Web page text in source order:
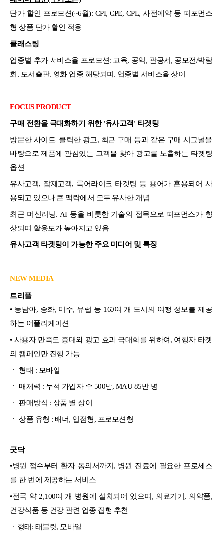
단가 할인 프로모션(~6월): CPI, CPE, CPL, 사전예약 등 퍼포먼스
형 상품 단가 할인 적용
클래스팅
업종별 추가 서비스율 프로모션: 교육, 공익, 관공서, 공모전/박람
회, 도서출판, 영화 업종 해당되며, 업종별 서비스율 상이
FOCUS PRODUCT
구매 전환을 극대화하기 위한 '유사고객' 타겟팅
방문한 사이트, 클릭한 광고, 최근 구매 등과 같은 구매 시그널을
바탕으로 제품에 관심있는 고객을 찾아 광고를 노출하는 타겟팅
옵션
유사고객, 잠재고객, 룩어라이크 타겟팅 등 용어가 혼용되어 사
용되고 있으나 큰 맥락에서 모두 유사한 개념
최근 머신러닝, AI 등을 비롯한 기술의 접목으로 퍼포먼스가 향
상되며 활용도가 높아지고 있음
유사고객 타겟팅이 가능한 주요 미디어 및 특징
NEW MEDIA
트리플
• 동남아, 중화, 미주, 유럽 등 160여 개 도시의 여행 정보를 제공
하는 어플리케이션
• 사용자 만족도 증대와 광고 효과 극대화를 위하여, 여행자 타겟
의 캠페인만 진행 가능
ㆍ 형태 : 모바일
ㆍ 매체력 : 누적 가입자 수 500만, MAU 85만 명
ㆍ 판매방식 : 상품 별 상이
ㆍ 상품 유형 : 배너, 입점형, 프로모션형
굿닥
•병원 접수부터 환자 동의서까지, 병원 진료에 필요한 프로세스
를 한 번에 제공하는 서비스
•전국 약 2,100여 개 병원에 설치되어 있으며, 의료기기, 의약품,
건강식품 등 건강 관련 업종 집행 추천
ㆍ형태: 태블릿, 모바일